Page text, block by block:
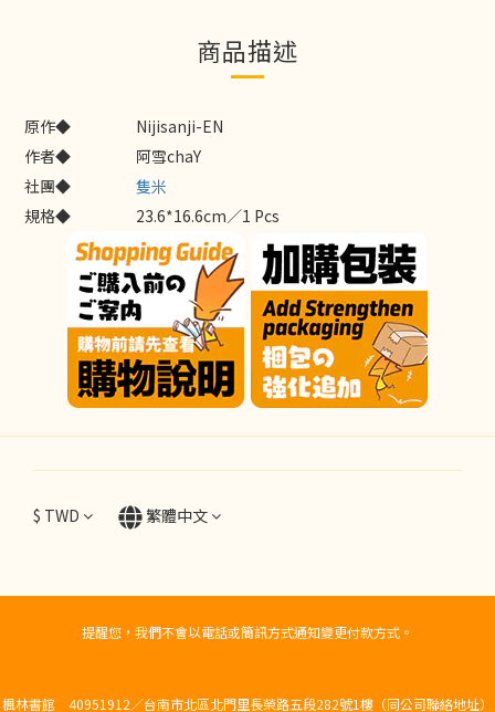
商品描述
原作◆
Nijisanji-EN
作者◆
阿雪chaY
社團◆
隻米
規格◆
23.6*16.6cm／1 Pcs
$ TWD 繁體中文
提醒您，我們不會以電話或簡訊方式通知變更付款方式。
楓林書館 40951912／台南市北區北門里長榮路五段282號1樓（同公司聯絡地址）